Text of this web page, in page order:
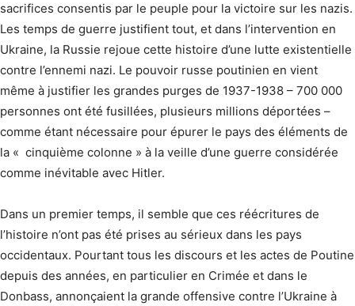
sacrifices consentis par le peuple pour la victoire sur les nazis.
Les temps de guerre justifient tout, et dans l’intervention en
Ukraine, la Russie rejoue cette histoire d’une lutte existentielle
contre l’ennemi nazi. Le pouvoir russe poutinien en vient
même à justifier les grandes purges de 1937-1938 – 700 000
personnes ont été fusillées, plusieurs millions déportées –
comme étant nécessaire pour épurer le pays des éléments de
la « cinquième colonne » à la veille d’une guerre considérée
comme inévitable avec Hitler.
Dans un premier temps, il semble que ces réécritures de
l’histoire n’ont pas été prises au sérieux dans les pays
occidentaux. Pourtant tous les discours et les actes de Poutine
depuis des années, en particulier en Crimée et dans le
Donbass, annonçaient la grande offensive contre l’Ukraine à